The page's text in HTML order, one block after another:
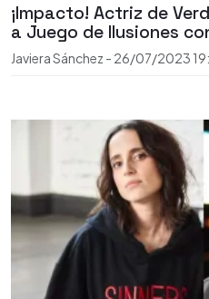
¡Impacto! Actriz de
a Juego de Ilusiones
Javiera Sánchez - 26/07/2023